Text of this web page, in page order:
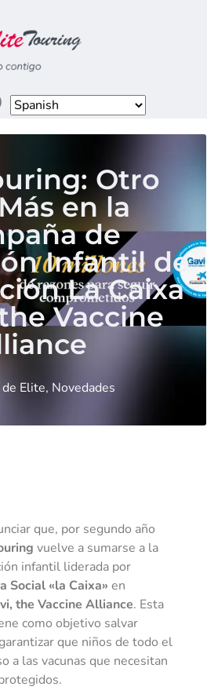
Otro
en la
de
Infantil de
La Caixa
Vaccine
Elite, Novedades
que, por segundo año
vuelve a sumarse a la
infantil liderada por
Social «la Caixa» en
the Vaccine Alliance. Esta
como objetivo salvar
que niños de todo el
a las vacunas que necesitan